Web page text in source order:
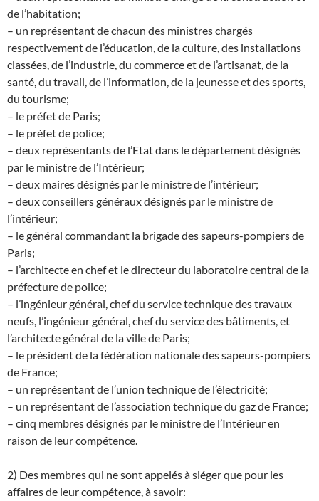
de l’habitation;
– un représentant de chacun des ministres chargés
respectivement de l’éducation, de la culture, des installations
classées, de l’industrie, du commerce et de l’artisanat, de la
santé, du travail, de l’information, de la jeunesse et des sports,
du tourisme;
– le préfet de Paris;
– le préfet de police;
– deux représentants de l’Etat dans le département désignés
par le ministre de l’Intérieur;
– deux maires désignés par le ministre de l’intérieur;
– deux conseillers généraux désignés par le ministre de
l’intérieur;
– le général commandant la brigade des sapeurs-pompiers de
Paris;
– l’architecte en chef et le directeur du laboratoire central de la
préfecture de police;
– l’ingénieur général, chef du service technique des travaux
neufs, l’ingénieur général, chef du service des bâtiments, et
l’architecte général de la ville de Paris;
– le président de la fédération nationale des sapeurs-pompiers
de France;
– un représentant de l’union technique de l’électricité;
– un représentant de l’association technique du gaz de France;
– cinq membres désignés par le ministre de l’Intérieur en
raison de leur compétence.
2) Des membres qui ne sont appelés à siéger que pour les
affaires de leur compétence, à savoir: